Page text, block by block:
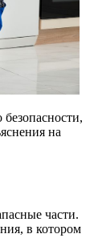
на
части.
в котором